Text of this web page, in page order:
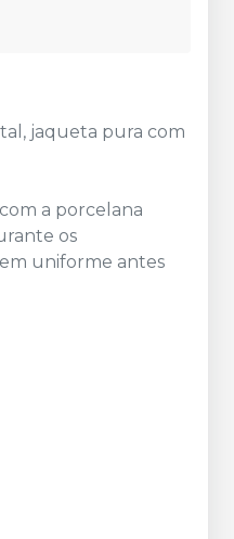
jaqueta pura com
a porcelana
os
uniforme antes